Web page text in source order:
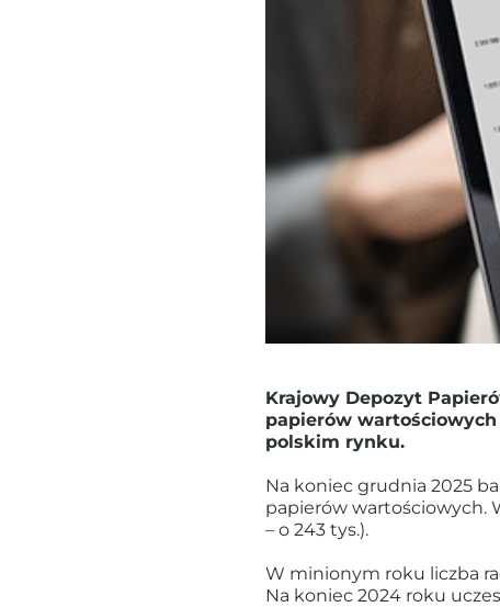
Krajowy Depozyt
papierów
polskim rynku.
Na koniec grudnia 2025
papierów wartościowych.
– o 243 tys.).
W minionym roku liczba
Na koniec 2024 roku